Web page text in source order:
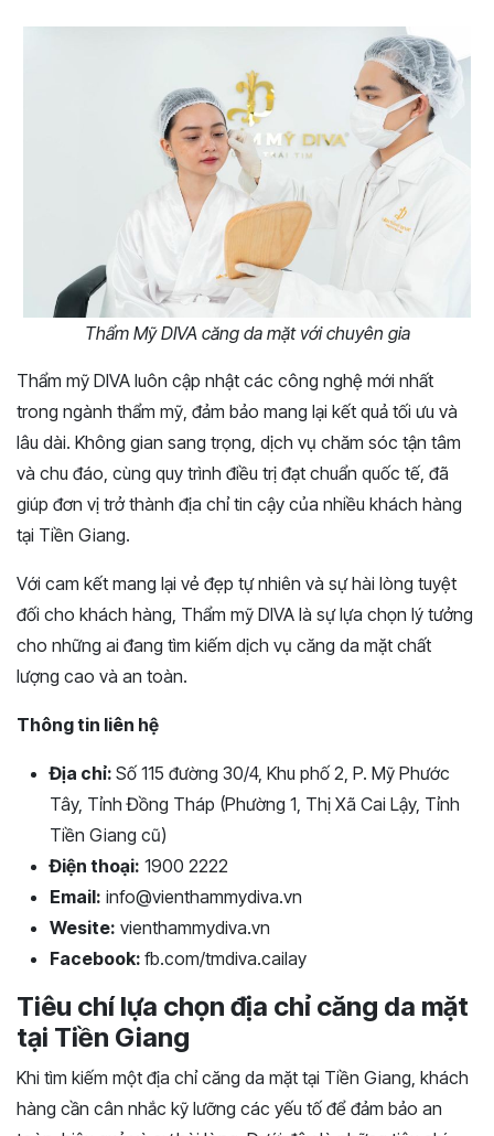
Thẩm Mỹ DIVA căng da mặt với chuyên gia
Thẩm mỹ DIVA luôn cập nhật các công nghệ mới nhất
trong ngành thẩm mỹ, đảm bảo mang lại kết quả tối ưu và
lâu dài. Không gian sang trọng, dịch vụ chăm sóc tận tâm
và chu đáo, cùng quy trình điều trị đạt chuẩn quốc tế, đã
giúp đơn vị trở thành địa chỉ tin cậy của nhiều khách hàng
tại Tiền Giang.
Với cam kết mang lại vẻ đẹp tự nhiên và sự hài lòng tuyệt
đối cho khách hàng, Thẩm mỹ DIVA là sự lựa chọn lý tưởng
cho những ai đang tìm kiếm dịch vụ căng da mặt chất
lượng cao và an toàn.
Thông tin liên hệ
Địa chỉ: Số 115 đường 30/4, Khu phố 2, P. Mỹ Phước
Tây, Tỉnh Đồng Tháp (Phường 1, Thị Xã Cai Lậy, Tỉnh
Tiền Giang cũ)
Điện thoại: 1900 2222
Email: info@vienthammydiva.vn
Wesite: vienthammydiva.vn
Facebook: fb.com/tmdiva.cailay
Tiêu chí lựa chọn địa chỉ căng da mặt
tại Tiền Giang
Khi tìm kiếm một địa chỉ căng da mặt tại Tiền Giang, khách
hàng cần cân nhắc kỹ lưỡng các yếu tố để đảm bảo an